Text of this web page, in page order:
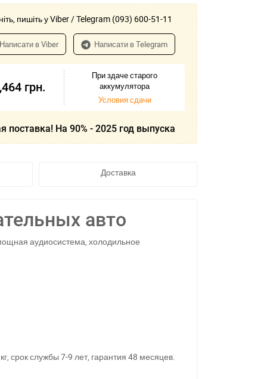
пишіть у Viber / Telegram (093) 600-51-11
в Viber Написати в Telegram
грн.
При здаче старого
аккумулятора
Условия сдачи
поставка! На 90% - 2025 год выпуска
Доставка
авто
аудиосистема, холодильное
срок службы 7-9 лет, гарантия 48 месяцев.